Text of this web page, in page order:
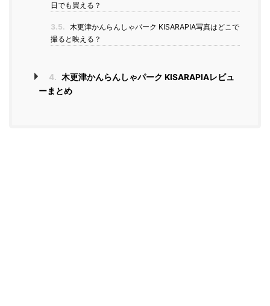
日でも買える？
3.5. 木更津かんらんしゃパーク KISARAPIA写真はどこで
撮ると映える？
4. 木更津かんらんしゃパーク KISARAPIAレビュ
ーまとめ